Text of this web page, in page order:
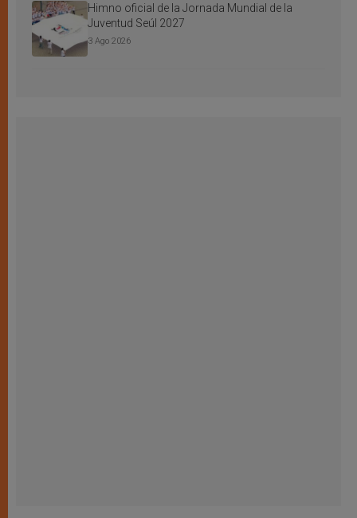
Himno oficial de la Jornada Mundial de la
Juventud Seúl 2027
3 Ago 2026